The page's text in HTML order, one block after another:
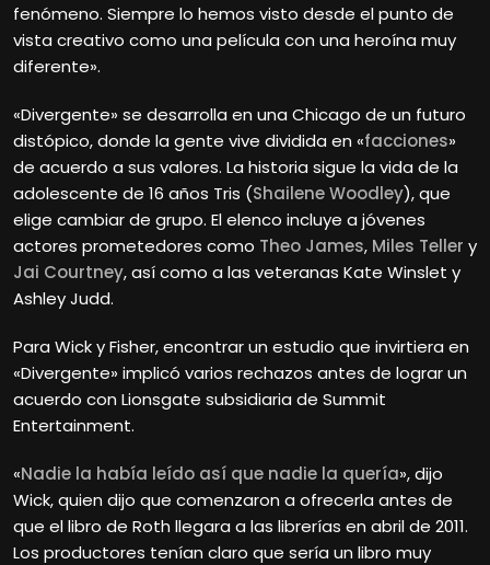
fenómeno. Siempre lo hemos visto desde el punto de
vista creativo como una película con una heroína muy
diferente».
«Divergente» se desarrolla en una Chicago de un futuro
distópico, donde la gente vive dividida en «facciones»
de acuerdo a sus valores. La historia sigue la vida de la
adolescente de 16 años Tris (Shailene Woodley), que
elige cambiar de grupo. El elenco incluye a jóvenes
actores prometedores como Theo James, Miles Teller y
Jai Courtney, así como a las veteranas Kate Winslet y
Ashley Judd.
Para Wick y Fisher, encontrar un estudio que invirtiera en
«Divergente» implicó varios rechazos antes de lograr un
acuerdo con Lionsgate subsidiaria de Summit
Entertainment.
«Nadie la había leído así que nadie la quería», dijo
Wick, quien dijo que comenzaron a ofrecerla antes de
que el libro de Roth llegara a las librerías en abril de 2011.
Los productores tenían claro que sería un libro muy